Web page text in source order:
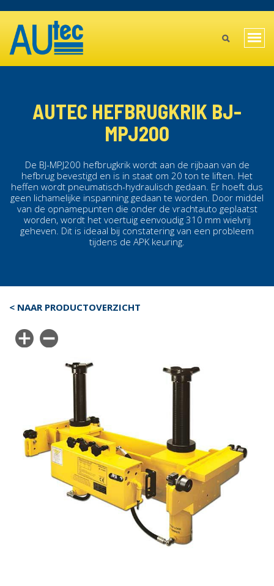
naar
inhoud
MAIN
MENU
AUTEC HEFBRUGKRIK BJ-
MPJ200
De BJ-MPJ200 hefbrugkrik wordt aan de rijbaan van de
hefbrug bevestigd en is in staat om 20 ton te liften. Het
heffen wordt pneumatisch-hydraulisch gedaan. Er hoeft dus
geen lichamelijke inspanning gedaan te worden. Door middel
van de opnamepunten die onder de vrachtauto geplaatst
worden, wordt het voertuig eenvoudig 310 mm wielvrij
geheven. Dit is ideaal bij constatering van een probleem
tijdens de APK keuring.
< NAAR PRODUCTOVERZICHT